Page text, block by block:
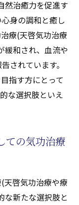
然治癒力を促進す
身の調和と癒し
療(天啓気功治療
緩和され、血流や
されています。
指す方にとって
な選択肢といえ
ての気功治療
天啓気功治療や療
な新たな選択肢と